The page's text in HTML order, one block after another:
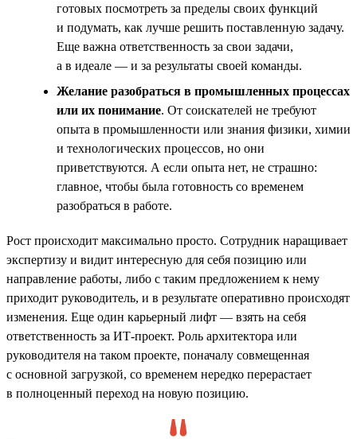
готовых посмотреть за пределы своих функций
и подумать, как лучше решить поставленную задачу.
Еще важна ответственность за свои задачи,
а в идеале — и за результаты своей команды.
Желание разобраться в промышленных процессах
или их понимание. От соискателей не требуют
опыта в промышленности или знания физики, химии
и технологических процессов, но они
приветствуются. А если опыта нет, не страшно:
главное, чтобы была готовность со временем
разобраться в работе.
Рост происходит максимально просто. Сотрудник наращивает
экспертизу и видит интересную для себя позицию или
направление работы, либо с таким предложением к нему
приходит руководитель, и в результате оперативно происходят
изменения. Еще один карьерный лифт — взять на себя
ответственность за ИТ-проект. Роль архитектора или
руководителя на таком проекте, поначалу совмещенная
с основной загрузкой, со временем нередко перерастает
в полноценный переход на новую позицию.